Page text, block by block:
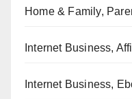
Home & Family,
Internet Business,
Internet Business,